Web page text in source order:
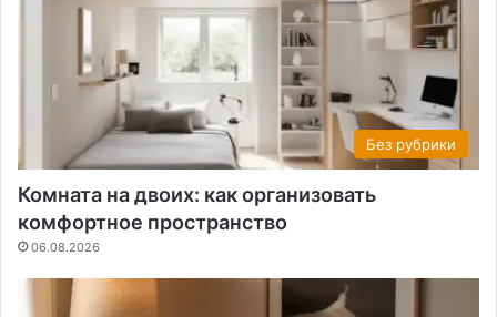
Без рубрики
Комната на двоих: как организовать
комфортное пространство
06.08.2026